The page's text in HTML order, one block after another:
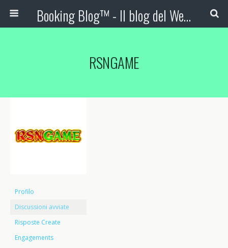
Booking Blog™ - Il blog del Web Marketing Turistico
RSNGAME
Profilo
Discussioni avviate
Risposte Create
Engagements